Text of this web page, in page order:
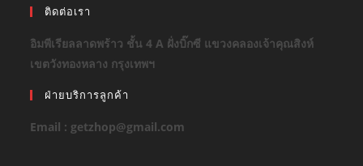
ติดต่อเรา
อิมพีเรียลลาดพร้าว ชั้น 4 A ฝั่งบิ๊กซี แขวงคลองเจ้าคุณสิงห์
เขตวังทองหลาง กรุงเทพฯ
ฝ่ายบริการลูกค้า
Email : getzhop@gmail.com